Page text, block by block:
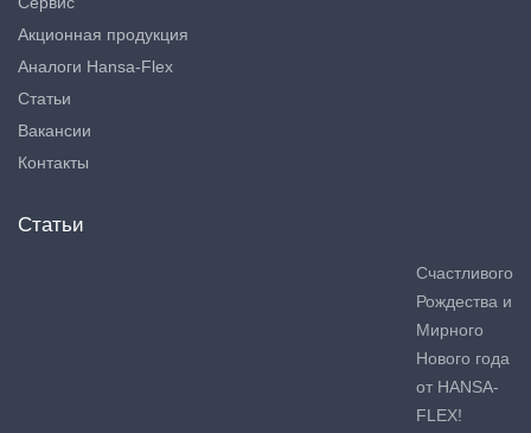
Акционная продукция
Аналоги Hansa-Flex
Статьи
Вакансии
Контакты
Статьи
Счастливого
Рождества и
Мирного
Нового года
от HANSA-
FLEX!